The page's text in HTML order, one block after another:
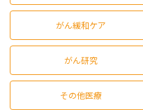
がん緩和ケア
がん研究
その他医療